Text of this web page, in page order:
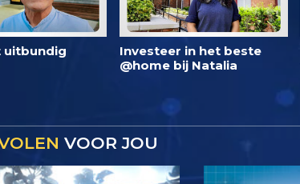
uitbundig
Investeer in het beste
@home bij Natalia
VOOR JOU